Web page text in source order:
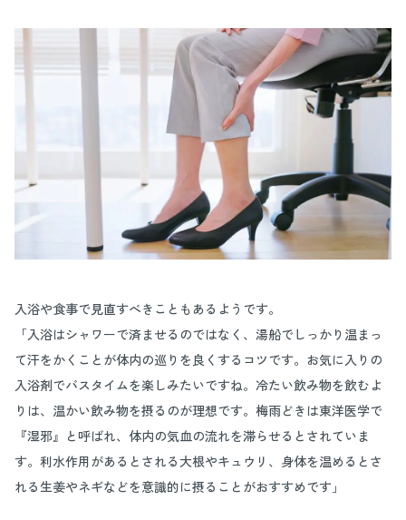
入浴や食事で見直すべきこともあるようです。
「入浴はシャワーで済ませるのではなく、湯船でしっかり温まっ
て汗をかくことが体内の巡りを良くするコツです。お気に入りの
入浴剤でバスタイムを楽しみたいですね。冷たい飲み物を飲むよ
りは、温かい飲み物を摂るのが理想です。梅雨どきは東洋医学で
『湿邪』と呼ばれ、体内の気血の流れを滞らせるとされていま
す。利水作用があるとされる大根やキュウリ、身体を温めるとさ
れる生姜やネギなどを意識的に摂ることがおすすめです」